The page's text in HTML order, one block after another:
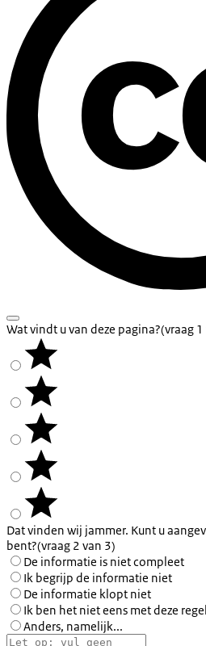
Wat vindt u van deze pagina?(vraag
Dat vinden wij jammer. Kunt u
bent?(vraag 2 van 3)
De informatie is niet compleet
Ik begrijp de informatie niet
De informatie klopt niet
Ik ben het niet eens met deze
Anders, namelijk...